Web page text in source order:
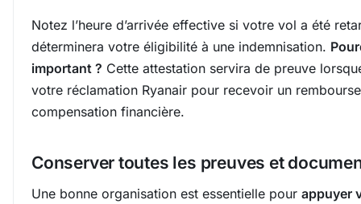
Notez l’heure d’arrivée effective si votre vol a été
déterminera votre éligibilité à une indemnisation.
important ? Cette attestation servira de preuve
votre réclamation Ryanair pour recevoir un
compensation financière.
Conserver toutes les preuves et
Une bonne organisation est essentielle pour appuyer